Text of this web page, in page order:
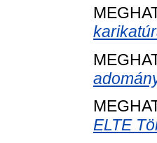
ELTE